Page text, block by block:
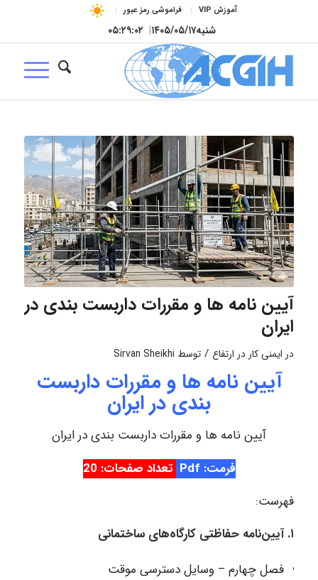
آموزش VIP فراموشی رمز عبور
شنبه۱۴۰۵/۰۵/۱۷| ۰۵:۲۹:۰۲
آیین‌ نامه‌ ها و مقررات داربست‌ بندی در
ایران
در ایمنی کار در ارتفاع / توسط Sirvan Sheikhi
آیین‌ نامه‌ ها و مقررات داربست‌
بندی در ایران
آیین‌ نامه‌ ها و مقررات داربست‌ بندی در ایران
فرمت: Pdf
تعداد صفحات: 20
فهرست:
۱. آیین‌نامه حفاظتی کارگاه‌های ساختمانی
فصل چهارم – وسایل دسترسی موقت